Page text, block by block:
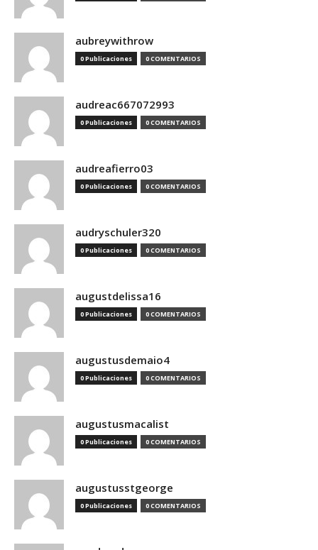
aubreywithrow
0 Publicaciones 0 COMENTARIOS
audreac667072993
0 Publicaciones 0 COMENTARIOS
audreafierro03
0 Publicaciones 0 COMENTARIOS
audryschuler320
0 Publicaciones 0 COMENTARIOS
augustdelissa16
0 Publicaciones 0 COMENTARIOS
augustusdemaio4
0 Publicaciones 0 COMENTARIOS
augustusmacalist
0 Publicaciones 0 COMENTARIOS
augustusstgeorge
0 Publicaciones 0 COMENTARIOS